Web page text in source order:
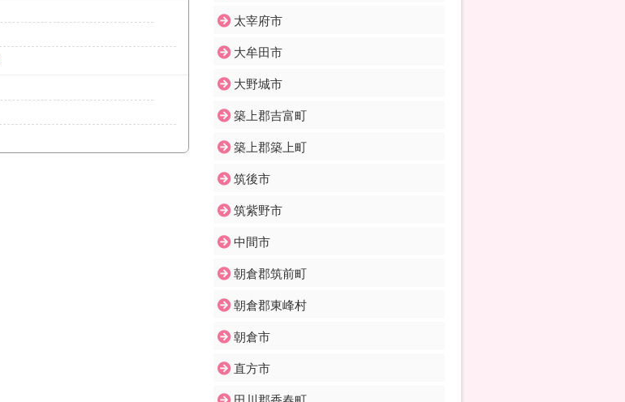
太宰府市
大牟田市
大野城市
築上郡吉富町
築上郡築上町
筑後市
筑紫野市
中間市
朝倉郡筑前町
朝倉郡東峰村
朝倉市
直方市